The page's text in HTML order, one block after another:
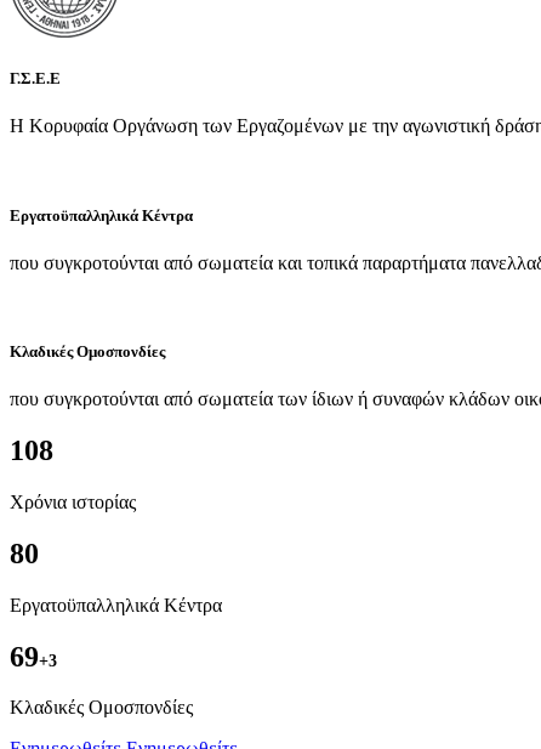
Γ.Σ.Ε.Ε
Η Κορυφαία Οργάνωση των Εργαζομένων με την αγωνιστική δράση
Εργατοϋπαλληλικά Κέντρα
που συγκροτούνται από σωματεία και τοπικά παραρτήματα
Κλαδικές Ομοσπονδίες
που συγκροτούνται από σωματεία των ίδιων ή συναφών κλάδων
108
Χρόνια ιστορίας
80
Εργατοϋπαλληλικά Κέντρα
69+3
Kλαδικές Ομοσπονδίες